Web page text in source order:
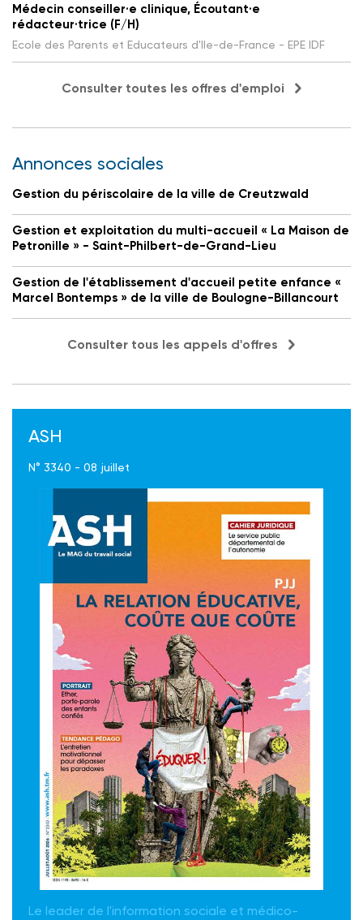
Médecin conseiller·e clinique, Écoutant·e
rédacteur·trice (F/H)
Ecole des Parents et Educateurs d'Ile-de-France - EPE IDF
Consulter toutes les offres d'emploi
Annonces sociales
Gestion du périscolaire de la ville de Creutzwald
Gestion et exploitation du multi-accueil « La Maison de
Petronille » - Saint-Philbert-de-Grand-Lieu
Gestion de l'établissement d'accueil petite enfance «
Marcel Bontemps » de la ville de Boulogne-Billancourt
Consulter tous les appels d'offres
ASH
N° 3340 - 08 juillet
Le leader de l'information sociale et médico-